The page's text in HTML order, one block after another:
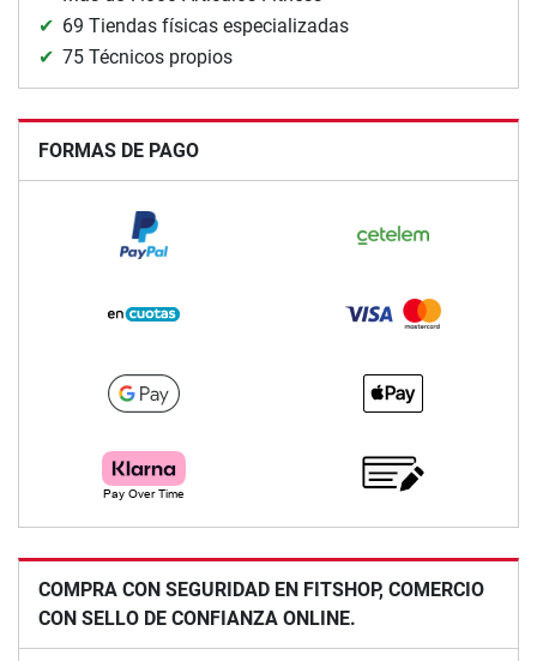
69 Tiendas físicas especializadas
75 Técnicos propios
FORMAS DE PAGO
COMPRA CON SEGURIDAD EN FITSHOP, COMERCIO
CON SELLO DE CONFIANZA ONLINE.